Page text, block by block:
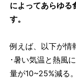
によってあらゆる
す。
例えば、以下が情
･暑い気温と熱風
量が10~25%減る。